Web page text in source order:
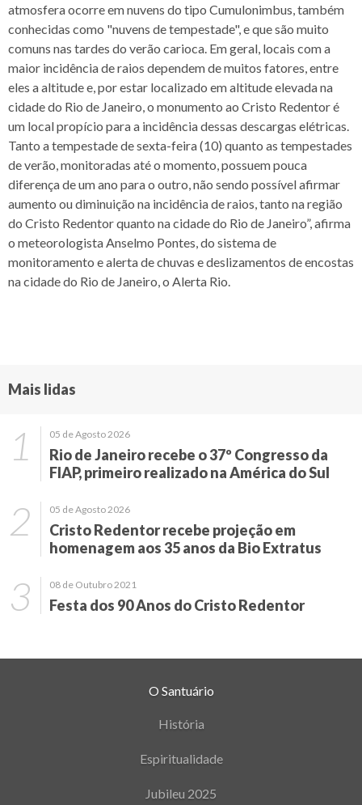
atmosfera ocorre em nuvens do tipo Cumulonimbus, também
conhecidas como "nuvens de tempestade", e que são muito
comuns nas tardes do verão carioca. Em geral, locais com a
maior incidência de raios dependem de muitos fatores, entre
eles a altitude e, por estar localizado em altitude elevada na
cidade do Rio de Janeiro, o monumento ao Cristo Redentor é
um local propício para a incidência dessas descargas elétricas.
Tanto a tempestade de sexta-feira (10) quanto as tempestades
de verão, monitoradas até o momento, possuem pouca
diferença de um ano para o outro, não sendo possível afirmar
aumento ou diminuição na incidência de raios, tanto na região
do Cristo Redentor quanto na cidade do Rio de Janeiro”, afirma
o meteorologista Anselmo Pontes, do sistema de
monitoramento e alerta de chuvas e deslizamentos de encostas
na cidade do Rio de Janeiro, o Alerta Rio.
Mais lidas
05 de Agosto 2026
Rio de Janeiro recebe o 37º Congresso da
FIAP, primeiro realizado na América do Sul
05 de Agosto 2026
Cristo Redentor recebe projeção em
homenagem aos 35 anos da Bio Extratus
08 de Outubro 2021
Festa dos 90 Anos do Cristo Redentor
O Santuário
História
Espiritualidade
Jubileu 2025